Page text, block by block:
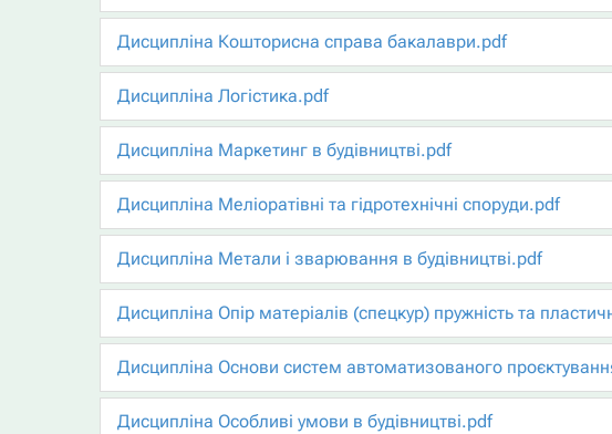
Дисципліна Кошторисна справа бакалаври.pdf
Дисципліна Логістика.pdf
Дисципліна Маркетинг в будівництві.pdf
Дисципліна Меліоратівні та гідротехнічні споруди.pdf
Дисципліна Метали і зварювання в будівництві.pdf
Дисципліна Опір матеріалів (спецкур) пружність та
Дисципліна Основи систем автоматизованого
Дисципліна Особливі умови в будівництві.pdf